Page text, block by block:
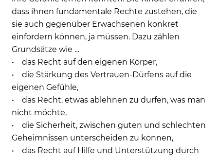
dass ihnen fundamentale Rechte zustehen, die
sie auch gegenüber Erwachsenen konkret
einfordern können, ja müssen. Dazu zählen
Grundsätze wie …
• das Recht auf den eigenen Körper,
• die Stärkung des Vertrauen-Dürfens auf die
eigenen Gefühle,
• das Recht, etwas ablehnen zu dürfen, was man
nicht möchte,
• die Sicherheit, zwischen guten und schlechten
Geheimnissen unterscheiden zu können,
• das Recht auf Hilfe und Unterstützung durch